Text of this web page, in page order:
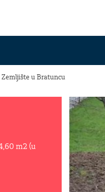
Zemljište u Bratuncu
m2 (u